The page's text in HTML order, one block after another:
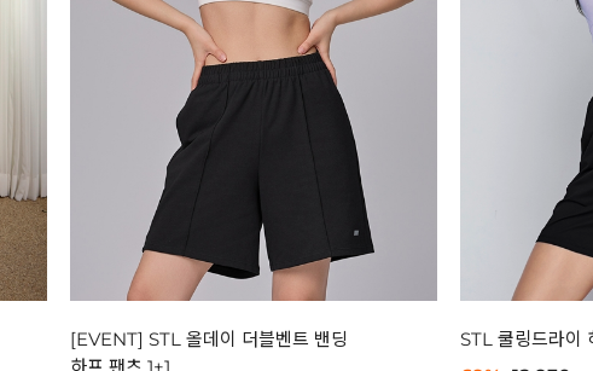
[EVENT] STL 올데이 더블벤트 밴딩
STL 쿨링드라이